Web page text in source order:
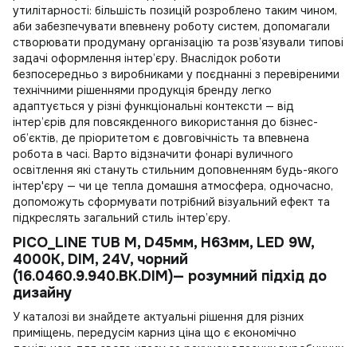
утилітарності: більшість позицій розроблено таким чином,
аби забезпечувати впевнену роботу систем, допомагали
створювати продуману організацію та розв’язували типові
задачі оформлення інтер’єру. Внаслідок роботи
безпосередньо з виробниками у поєднанні з перевіреними
технічними рішеннями продукція бренду легко
адаптується у різні функціональні контексти — від
інтер’єрів для повсякденного використання до бізнес-
об’єктів, де пріоритетом є довговічність та впевнена
робота в часі. Варто відзначити фонарі вуличного
освітлення які стануть стильним доповненням будь-якого
інтер'єру — чи це тепла домашня атмосфера, одночасно,
допоможуть сформувати потрібний візуальний ефект та
підкреслять загальний стиль інтер’єру.
PICO_LINE TUB M, D45мм, H63мм, LED 9W,
4000K, DIM, 24V, чорний
(16.0460.9.940.BK.DIM)— розумний підхід до
дизайну
У каталозі ви знайдете актуальні рішення для різних
приміщень, передусім карниз ціна що є економічно